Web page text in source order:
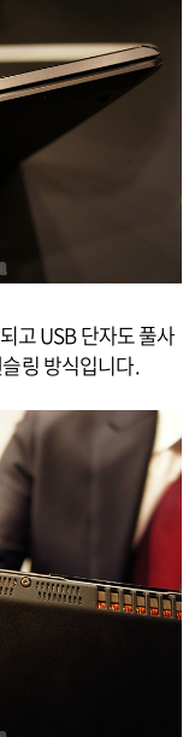
고 USB 단자도 풀사
링 방식입니다.